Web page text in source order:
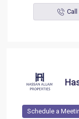
Call
Schedule a